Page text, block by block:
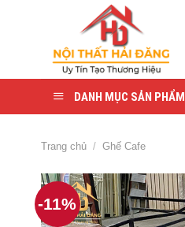
DANH MỤC SẢN PHẨM
Trang chủ / Ghế Cafe
-11%